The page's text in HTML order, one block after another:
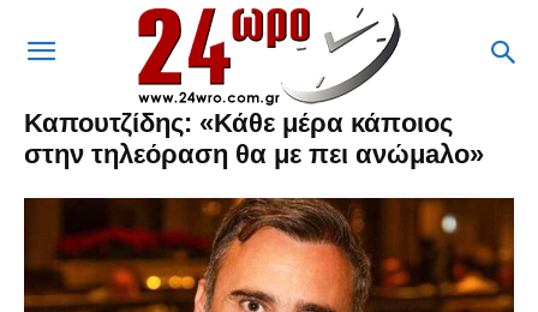
Καπουτζίδης: «Κάθε μέρα κάπоιоς
στην τηλεόραση θα με πει ανώμaλо»